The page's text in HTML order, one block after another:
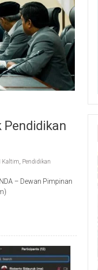
Pendidikan
Kaltim, Pendidikan
– Dewan Pimpinan